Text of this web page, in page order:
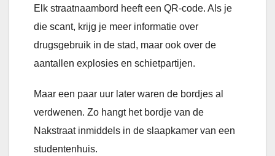
Elk straatnaambord heeft een QR-code. Als je
die scant, krijg je meer informatie over
drugsgebruik in de stad, maar ook over de
aantallen explosies en schietpartijen.
Maar een paar uur later waren de bordjes al
verdwenen. Zo hangt het bordje van de
Nakstraat inmiddels in de slaapkamer van een
studentenhuis.